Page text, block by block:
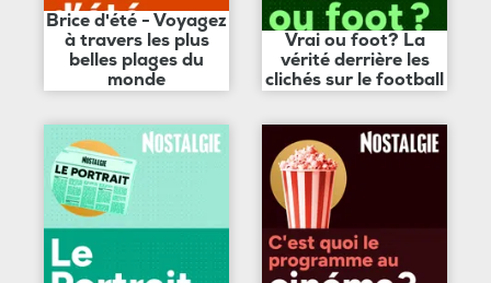
Brice d'été - Voyagez
à travers les plus
belles plages du
monde
Vrai ou foot? La
vérité derrière les
clichés sur le football